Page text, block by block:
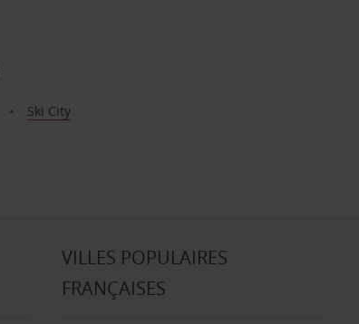
Ski City
VILLES POPULAIRES
FRANÇAISES